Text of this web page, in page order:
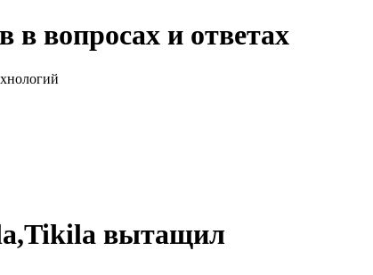
в вопросах и ответах
вытащил